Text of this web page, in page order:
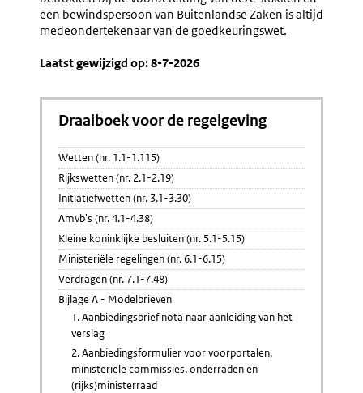
een bewindspersoon van Buitenlandse Zaken is altijd
medeondertekenaar van de goedkeuringswet.
Laatst gewijzigd op: 8-7-2026
Draaiboek voor de regelgeving
Wetten (nr. 1.1-1.115)
Rijkswetten (nr. 2.1-2.19)
Initiatiefwetten (nr. 3.1-3.30)
Amvb's (nr. 4.1-4.38)
Kleine koninklijke besluiten (nr. 5.1-5.15)
Ministeriële regelingen (nr. 6.1-6.15)
Verdragen (nr. 7.1-7.48)
Bijlage A - Modelbrieven
1. Aanbiedingsbrief nota naar aanleiding van het
verslag
2. Aanbiedingsformulier voor voorportalen,
ministeriele commissies, onderraden en
(rijks)ministerraad